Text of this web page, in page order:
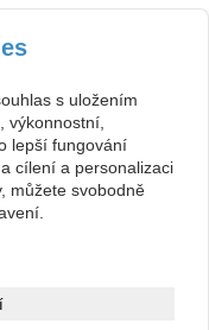
s uložením
výkonnostní,
lepší fungování
cílení a personalizaci
můžete svobodně